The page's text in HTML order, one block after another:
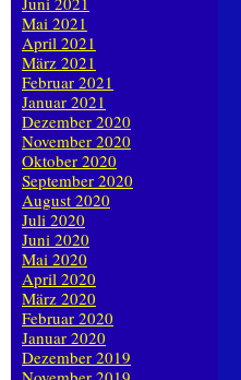
Mai 2021
April 2021
März 2021
Februar 2021
Januar 2021
Dezember 2020
November 2020
Oktober 2020
September 2020
August 2020
Juli 2020
Juni 2020
Mai 2020
April 2020
März 2020
Februar 2020
Januar 2020
Dezember 2019